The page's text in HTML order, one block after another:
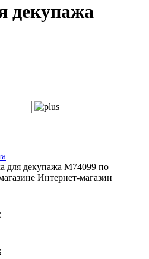
декупажа
для декупажа М74099 по
Интернет-магазин